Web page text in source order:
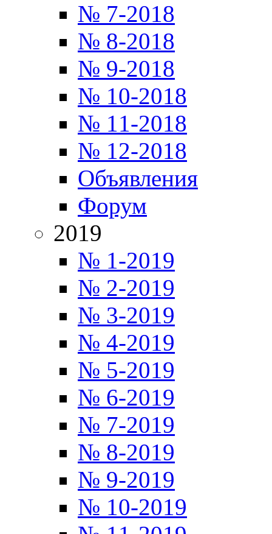
№ 7-2018
№ 8-2018
№ 9-2018
№ 10-2018
№ 11-2018
№ 12-2018
Объявления
Форум
2019
№ 1-2019
№ 2-2019
№ 3-2019
№ 4-2019
№ 5-2019
№ 6-2019
№ 7-2019
№ 8-2019
№ 9-2019
№ 10-2019